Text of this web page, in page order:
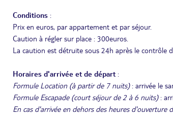
Conditions :
Prix en euros, par appartement et par séjour.
Caution à régler sur place : 300euros.
La caution est détruite sous 24h après le contrôle
Horaires d'arrivée et de départ:
Formule Location (à partir de 7 nuits): arrivée le
Formule Escapade (court séjour de 2 à 6 nuits):
En cas d'arrivée en dehors des heures d'ouverture